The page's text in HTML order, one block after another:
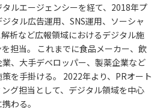
ルエージェンシーを経て、2018年プ
タル広告運用、SNS運用、ソーシャ
析など広報領域におけるデジタル施
担当。 これまでに食品メーカー、飲
、大手デベロッパー、製薬企業など
を手掛ける。 2022年より、PRオート
グ担当として、デジタル領域を中心
わる。